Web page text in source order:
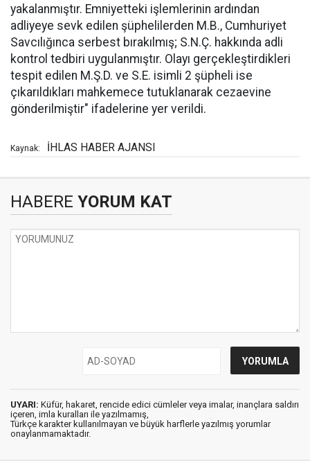
yakalanmıştır. Emniyetteki işlemlerinin ardından
adliyeye sevk edilen şüphelilerden M.B., Cumhuriyet
Savcılığınca serbest bırakılmış; S.N.Ç. hakkında adli
kontrol tedbiri uygulanmıştır. Olayı gerçekleştirdikleri
tespit edilen M.Ş.D. ve S.E. isimli 2 şüpheli ise
çıkarıldıkları mahkemece tutuklanarak cezaevine
gönderilmiştir" ifadelerine yer verildi.
Kaynak: İHLAS HABER AJANSI
HABERE YORUM KAT
UYARI: Küfür, hakaret, rencide edici cümleler veya imalar, inançlara saldırı
içeren, imla kuralları ile yazılmamış,
Türkçe karakter kullanılmayan ve büyük harflerle yazılmış yorumlar
onaylanmamaktadır.